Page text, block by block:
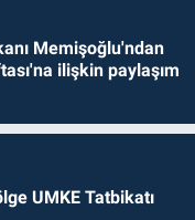
Memişoğlu'ndan
ilişkin paylaşım
UMKE Tatbikatı